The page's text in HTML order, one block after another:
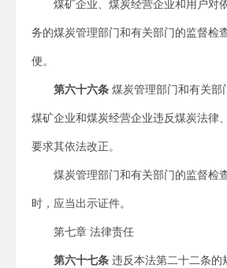
煤矿企业、煤炭经营企业和用户对
务的煤炭管理部门和有关部门的监督检
便。
第六十六条 煤炭管理部门和有关部
煤矿企业和煤炭经营企业违反煤炭法律
要求其依法改正。
煤炭管理部门和有关部门的监督检
时，应当出示证件。
第七章 法律责任
第六十七条 违反本法第二十二条的